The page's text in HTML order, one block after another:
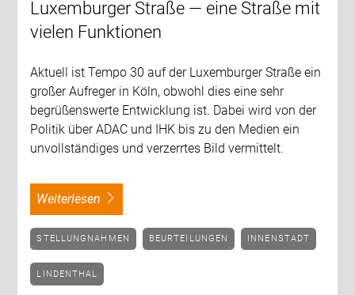
Luxemburger Straße — eine Straße mit
vielen Funktionen
Aktuell ist Tempo 30 auf der Luxemburger Straße ein
großer Aufreger in Köln, obwohl dies eine sehr
begrüßenswerte Entwicklung ist. Dabei wird von der
Politik über ADAC und IHK bis zu den Medien ein
unvollständiges und verzerrtes Bild vermittelt.
weiterlesen
STELLUNGNAHMEN BEURTEILUNGEN INNENSTADT
LINDENTHAL